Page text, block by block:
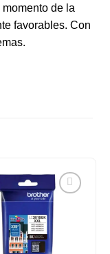
de la
favorables. Con
deseos